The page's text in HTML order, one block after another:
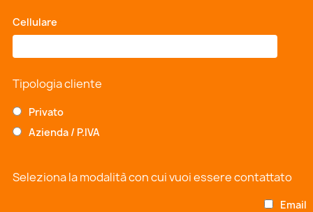
Cellulare
Tipologia cliente
Privato
Azienda / P.IVA
Seleziona la modalità con cui vuoi essere contattato
Email